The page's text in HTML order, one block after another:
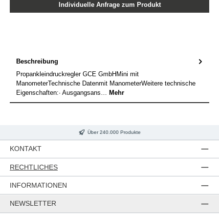
Individuelle Anfrage zum Produkt
Beschreibung
Propankleindruckregler GCE GmbHMini mit
ManometerTechnische Datenmit ManometerWeitere technische
Eigenschaften:· Ausgangsans… Mehr
Über 240.000 Produkte
KONTAKT
RECHTLICHES
INFORMATIONEN
NEWSLETTER